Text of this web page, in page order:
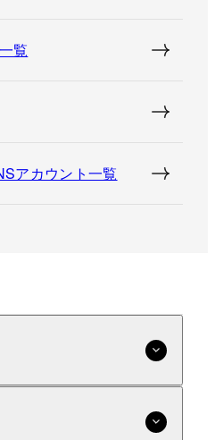
覧
アカウント一覧